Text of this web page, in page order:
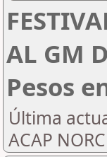
AL GM
Pesos
Última
ACAP